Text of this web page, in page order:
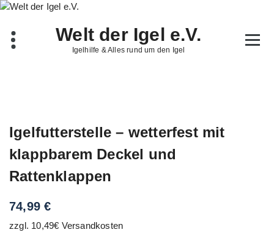
Zum
springen
Welt der Igel e.V.
Igelhilfe & Alles rund um den Igel
Igelfutterstelle – wetterfest mit
klappbarem Deckel und
Rattenklappen
74,99€
zzgl. 10,49€ Versandkosten